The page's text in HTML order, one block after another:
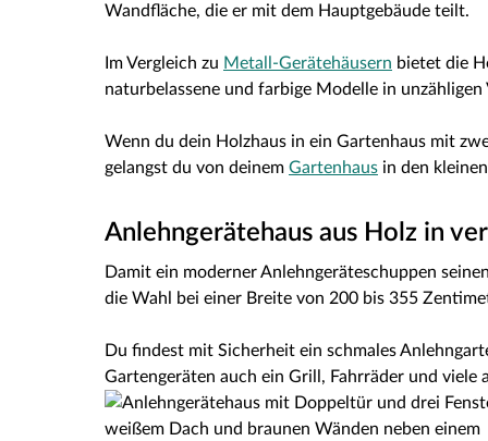
Wandfläche, die er mit dem Hauptgebäude teilt.
Im Vergleich zu Metall-Gerätehäusern bietet die
naturbelassene und farbige Modelle in
Wenn du dein Holzhaus in ein Gartenhaus mit
gelangst du von deinem Gartenhaus in den
Anlehngerätehaus aus Holz in
Damit ein moderner Anlehngeräteschuppen
die Wahl bei einer Breite von 200 bis 355
Du findest mit Sicherheit ein schmales
Gartengeräten auch ein Grill, Fahrräder und viele